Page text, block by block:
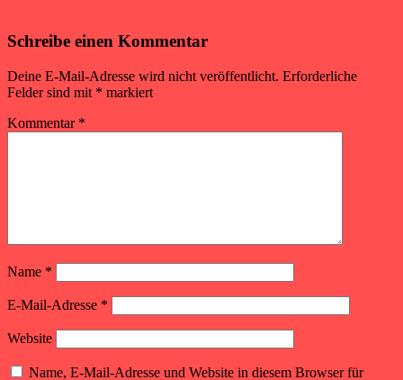
Schreibe einen Kommentar
Deine E-Mail-Adresse wird nicht veröffentlicht. Erforderliche
Felder sind mit * markiert
Kommentar *
Name *
E-Mail-Adresse *
Website
Name, E-Mail-Adresse und Website in diesem Browser für